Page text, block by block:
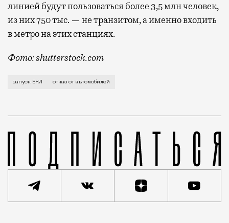
линией будут пользоваться более 3,5 млн человек,
из них 750 тыс. — не транзитом, а именно входить
в метро на этих станциях.
Фото: shutterstock.com
От машин могут оказаться 0,36% водителей.
запуск БКЛ отказ от автомобилей